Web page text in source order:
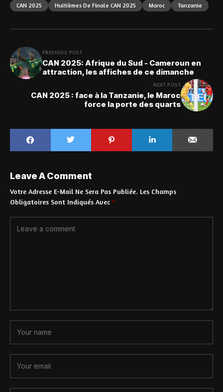
CAN 2025 Huitièmes De Finale CAN 2025 Maroc Tanzanie
PREVIOUS POST
CAN 2025: Afrique du Sud - Cameroun en
attraction, les affiches de ce dimanche
NEXT POST
CAN 2025 : face à la Tanzanie, le Maroc
force la porte des quarts
Leave A Comment
Votre Adresse E-Mail Ne Sera Pas Publiée. Les Champs
Obligatoires Sont Indiqués Avec *